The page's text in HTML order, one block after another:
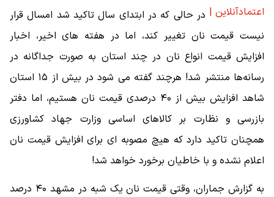
اعتمادآنلاین | در حالی که در ابتدای سال تاکید شد امسال قرار
نیست قیمت نان تغییر کند، اما در هفته های اخیر، اخبار
افزایش قیمت انواع نان در چند استان به صورت جداگانه در
رسانه‌ها منتشر شد! هرچند گفته می شود در بیش از ۱۵ استان
شاهد افزایش بیش از ۴۰ درصدی قیمت نان هستیم، اما دفتر
بازرسی و نظارت بر کالاهای اساسی وزارت جهاد کشاورزی
همچنان تاکید دارد که هیچ مصوبه ای برای افزایش قیمت نان
اعلام نشده و با خاطیان برخورد خواهد شد!
به گزارش جماران، وقتی قیمت نان یک شبه در مشهد ۴۰ درصد